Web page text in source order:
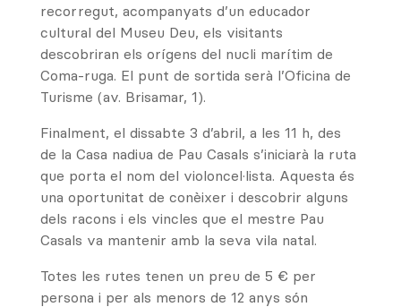
recorregut, acompanyats d’un educador
cultural del Museu Deu, els visitants
descobriran els orígens del nucli marítim de
Coma-ruga. El punt de sortida serà l’Oficina de
Turisme (av. Brisamar, 1).
Finalment, el dissabte 3 d’abril, a les 11 h, des
de la Casa nadiua de Pau Casals s’iniciarà la ruta
que porta el nom del violoncel·lista. Aquesta és
una oportunitat de conèixer i descobrir alguns
dels racons i els vincles que el mestre Pau
Casals va mantenir amb la seva vila natal.
Totes les rutes tenen un preu de 5 € per
persona i per als menors de 12 anys són